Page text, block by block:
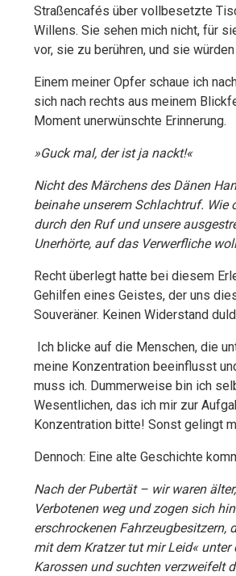
Straßencafés über vollbesetzte
Willens. Sie sehen mich nicht, für
vor, sie zu berühren, und sie
Einem meiner Opfer schaue ich
sich nach rechts aus meinem
Moment unerwünschte Erinnerung.
»Guck mal, der ist ja nackt!«
Nicht des Märchens des Dänen
beinahe unserem Schlachtruf.
durch den Ruf und unsere
Unerhörte, auf das Verwerfliche
Recht überlegt hatte bei diesem
Gehilfen eines Geistes, der uns
Souveräner. Keinen Widerstand
Ich blicke auf die Menschen, die
meine Konzentration beeinflusst
muss ich. Dummerweise bin ich
Wesentlichen, das ich mir zur
Konzentration bitte! Sonst gelingt
Dennoch: Eine alte Geschichte
Nach der Pubertät – wir waren
Verbotenen weg und zogen sich
erschrockenen Fahrzeugbesitzern,
mit dem Kratzer tut mir Leid«
Karossen und suchten verzweifelt